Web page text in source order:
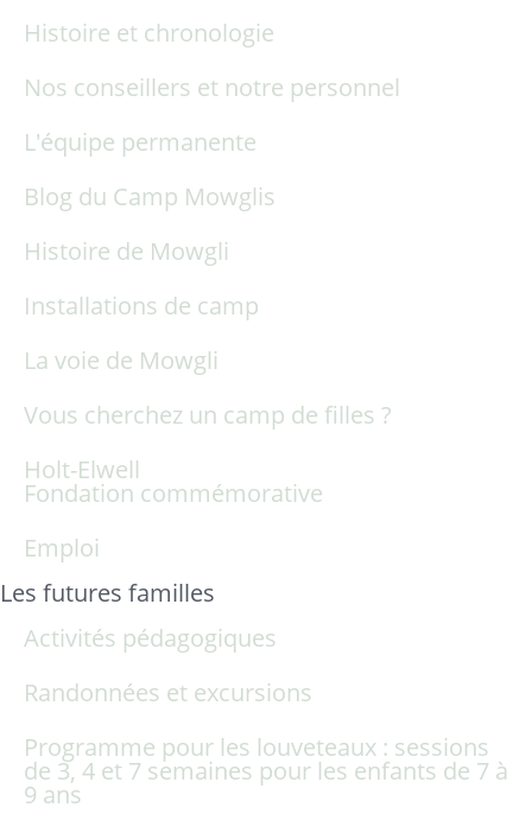
Histoire et chronologie
Nos conseillers et notre personnel
L'équipe permanente
Blog du Camp Mowglis
Histoire de Mowgli
Installations de camp
La voie de Mowgli
Vous cherchez un camp de filles ?
Holt-Elwell
Fondation commémorative
Emploi
Les futures familles
Activités pédagogiques
Randonnées et excursions
Programme pour les louveteaux : sessions
de 3, 4 et 7 semaines pour les enfants de 7 à
9 ans